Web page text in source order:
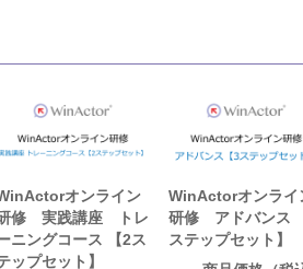
オンライン
修 実践講座 トレ
ニングコース 【2ス
ップセット】
WinActorオンライ
研修 アドバンス
ステップセット】